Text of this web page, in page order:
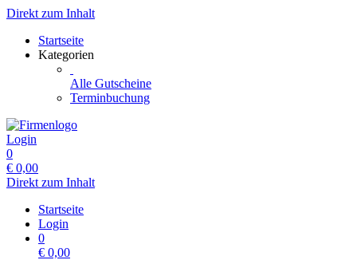
Direkt zum Inhalt
Startseite
Kategorien
Alle Gutscheine
Terminbuchung
Login
0
€ 0,00
Direkt zum Inhalt
Startseite
Login
0
€ 0,00